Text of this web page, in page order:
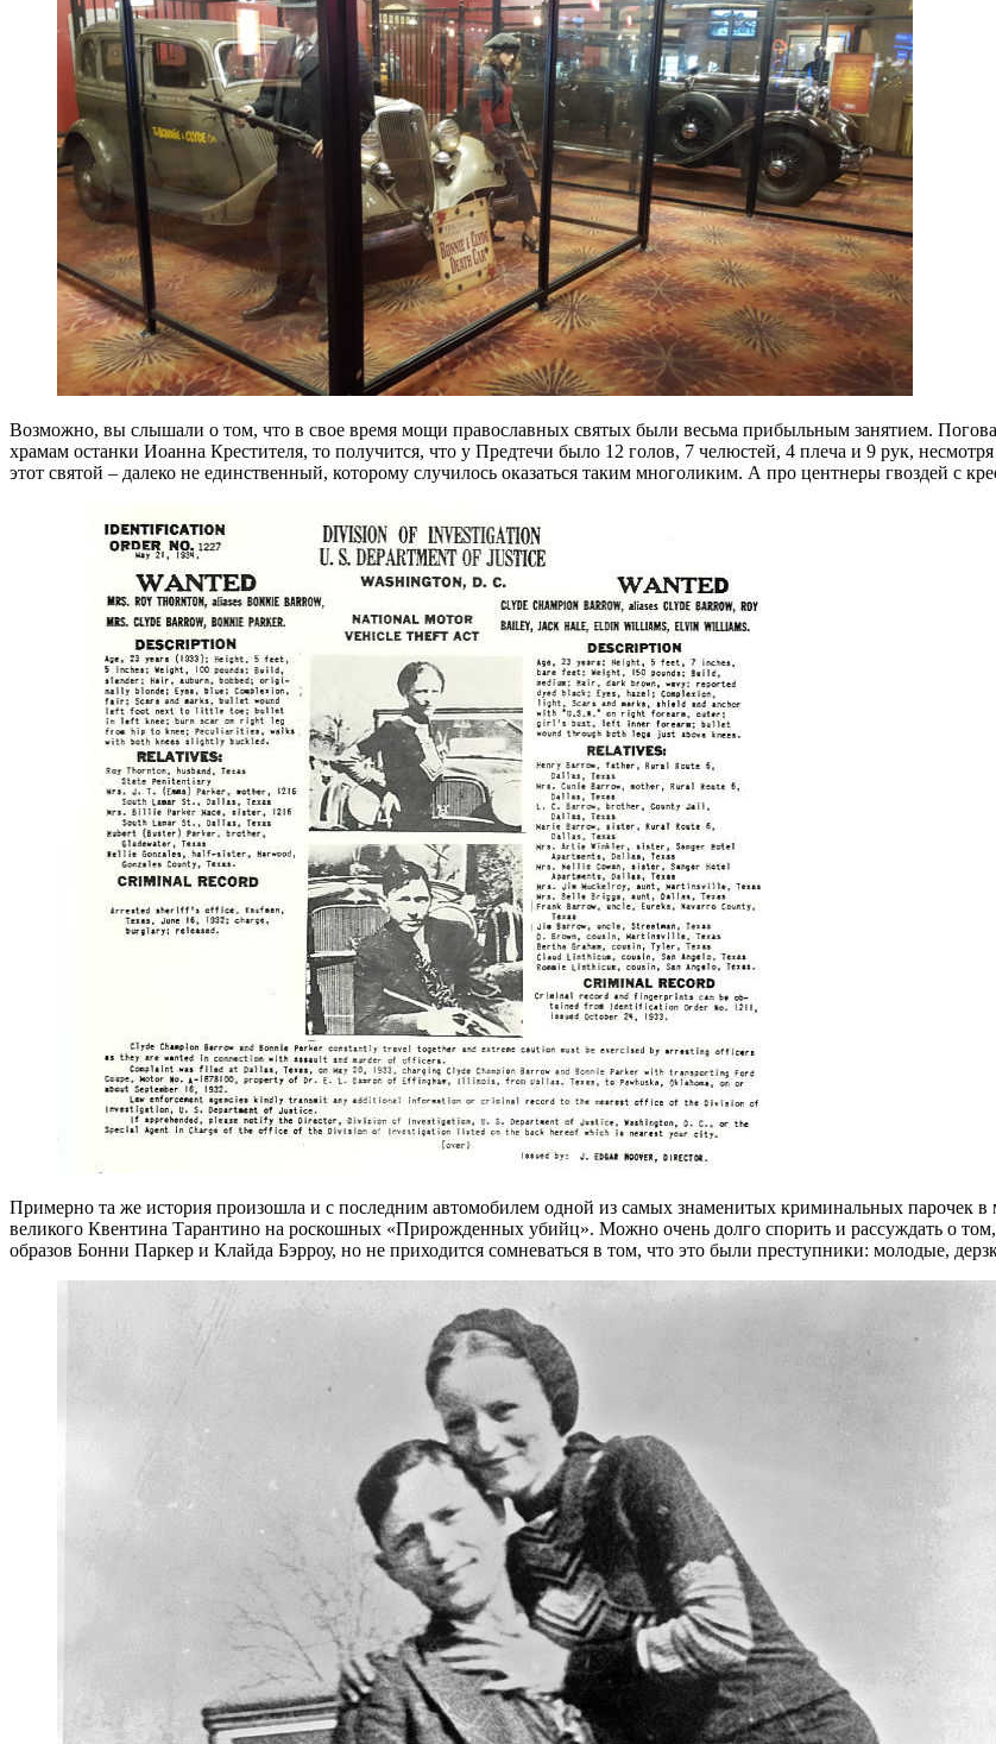
Возможно, вы слышали о том, что в свое время мощи православных святых были весьма прибыльным занятием.
храмам останки Иоанна Крестителя, то получится, что у Предтечи было 12 голов, 7 челюстей, 4 плеча и 9 рук,
этот святой – далеко не единственный, которому случилось оказаться таким многоликим. А про центнеры гвоздей с
Примерно та же история произошла и с последним автомобилем одной из самых знаменитых криминальных парочек
великого Квентина Тарантино на роскошных «Прирожденных убийц». Можно очень долго спорить и рассуждать о
образов Бонни Паркер и Клайда Бэрроу, но не приходится сомневаться в том, что это были преступники: молодые,